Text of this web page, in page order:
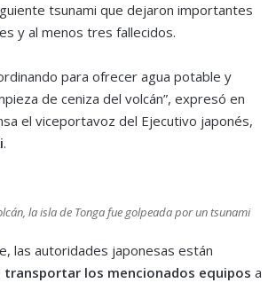
tsunami que dejaron importantes
y al menos tres fallecidos.
para ofrecer agua potable y
de ceniza del volcán”, expresó en
el viceportavoz del Ejecutivo japonés,
.
la isla de Tonga fue golpeada por un tsunami
las autoridades japonesas están
transportar los mencionados equipos a